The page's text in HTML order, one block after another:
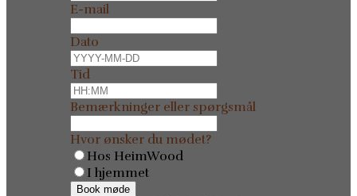
E-mail
Dato
Tid
Bemærkninger eller spørgsmål
Hvor ønsker du mødet?
Hos HeimWood
I hjemmet
Book møde